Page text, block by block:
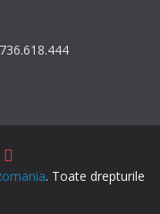
. Toate drepturile